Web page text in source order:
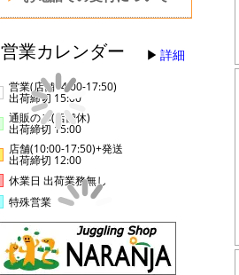
営業カレンダー 詳細
営業(店舗14:00-17:50)
出荷締切 15:00
通販のみ(店舗休)
出荷締切 15:00
店舗(10:00-17:50)+発送
出荷締切 12:00
休業日 出荷業務無し
特殊営業